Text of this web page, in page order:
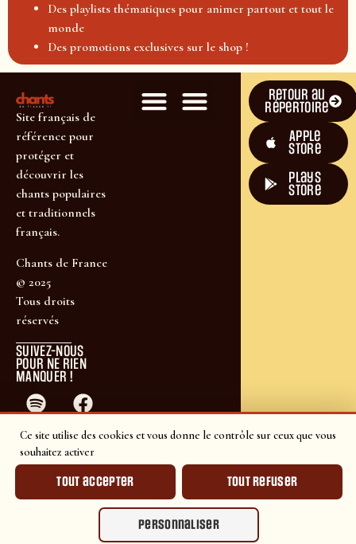
Ce site utilise des cookies et vous donne le contrôle sur ceux que vous
souhaitez activer
Tout accepter Tout refuser
Personnaliser
Des playlists thématiques pour animer partout et tout le
monde
Des promotions exclusives sur le shop !
Site français de
référence pour
protéger et
découvrir les
chants populaires
et traditionnels
français.
Chants de France
© 2025
Tous droits
réservés
SUIVEZ-NOUS
POUR NE RIEN
MANQUER !
Retour au
répertoire
Apple
Store
plays
store